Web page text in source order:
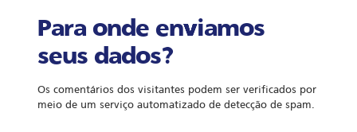
Para onde enviamos
seus dados?
Os comentários dos visitantes podem ser verificados por
meio de um serviço automatizado de detecção de spam.